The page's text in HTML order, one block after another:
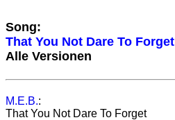
Song:
That You Not Dare To Forget
Alle Versionen
M.E.B.:
That You Not Dare To Forget